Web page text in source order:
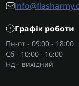
Графік роботи
Пн-пт - 09:00 - 18:00
Сб - 10:00 - 16:00
Нд - вихідний